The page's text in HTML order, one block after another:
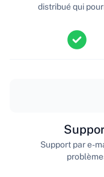
distribué qui
Support par e-